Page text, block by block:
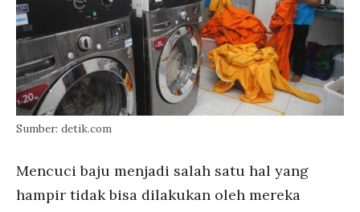
Sumber: detik.com
Mencuci baju menjadi salah satu hal yang
hampir tidak bisa dilakukan oleh mereka